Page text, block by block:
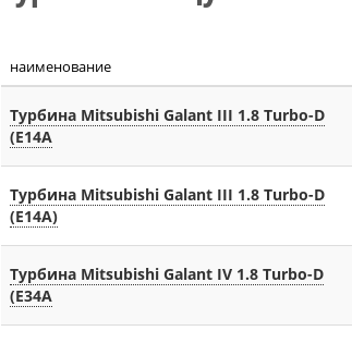
наименование
Турбина Mitsubishi Galant III 1.8 Turbo-D
(E14A
Турбина Mitsubishi Galant III 1.8 Turbo-D
(E14A)
Турбина Mitsubishi Galant IV 1.8 Turbo-D
(E34A